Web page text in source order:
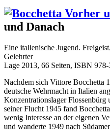
und Danach
Eine italienische Jugend.
Gelehrter
Lage 2013, 66 Seiten, ISBN
Nachdem sich Vittore Bocchetta
deutsche Wehrmacht in Italien
Konzentrationslager
seiner Flucht 1945 fand
wenig Interesse an der eigenen
und wanderte 1949 nach